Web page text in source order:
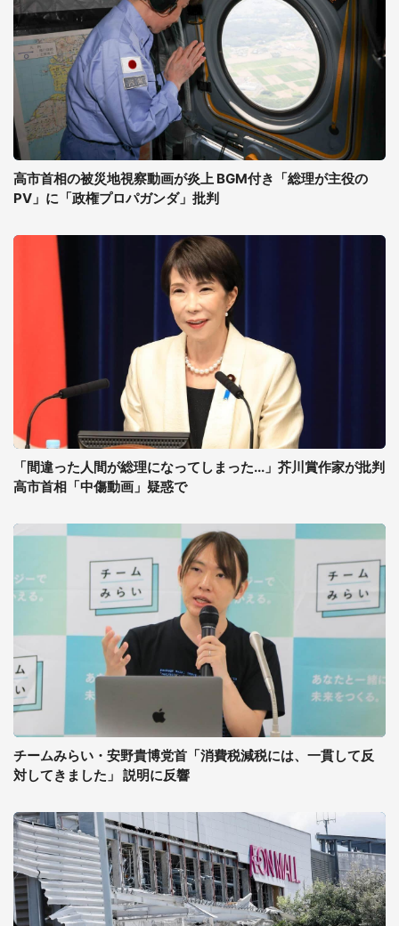
高市首相の被災地視察動画が炎上 BGM付き「総理が主役の
PV」に「政権プロパガンダ」批判
「間違った人間が総理になってしまった...」芥川賞作家が批判
高市首相「中傷動画」疑惑で
チームみらい・安野貴博党首「消費税減税には、一貫して反
対してきました」 説明に反響